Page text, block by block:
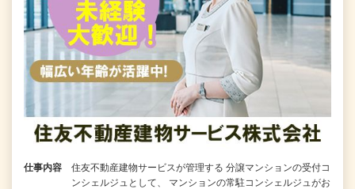
仕事内容
住友不動産建物サービスが管理する 分譲マンションの受付コ
ンシェルジュとして、 マンションの常駐コンシェルジュがお